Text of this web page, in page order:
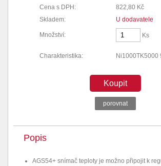
Cena s DPH:
822,80 Kč
Skladem:
U dodavatele
Množství: Ks
Charakteristika: Ni1000TK5000
Koupit
porovnat
Popis
AGS54+ snímač teploty je možno připojit k